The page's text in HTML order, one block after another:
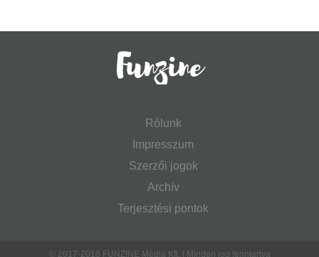
Rólunk
Impresszum
Szerzői jogok
Archív
Terjesztési pontok
© 2017-2018 FUNZINE Média Kft. | Minden jog fenntartva